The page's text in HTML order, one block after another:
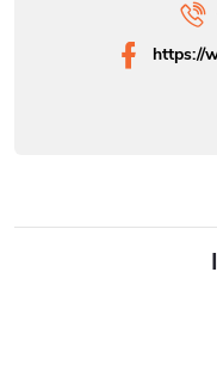
https://